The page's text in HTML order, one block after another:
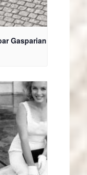
Gasparian